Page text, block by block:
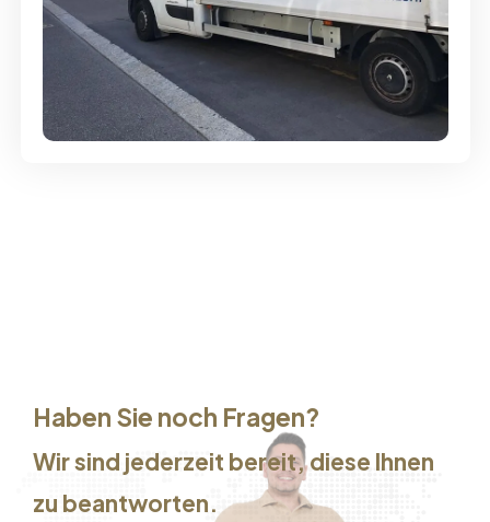
Günstige Umzüge - Hervorragender
Service
Haben Sie noch Fragen?
Wir sind jederzeit bereit, diese Ihnen
zu beantworten.